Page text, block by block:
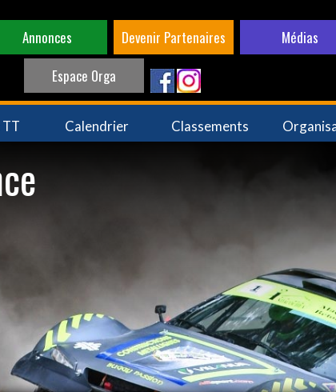
Annonces Devenir Partenaires
Médias
Espace Orga
TT Calendrier Classements